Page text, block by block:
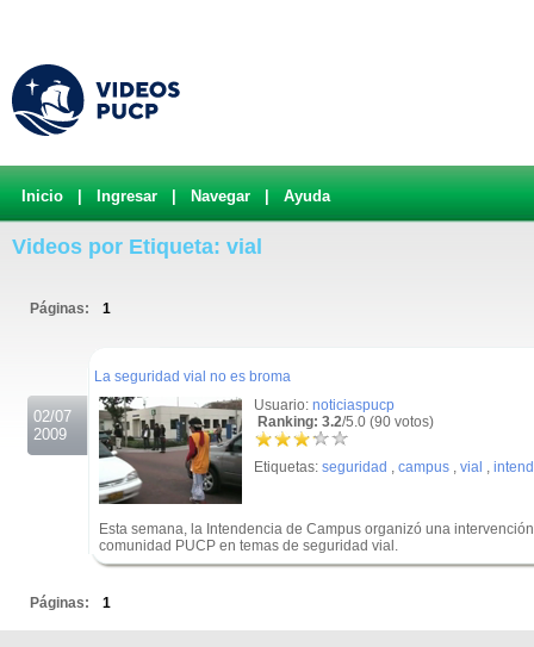
Inicio Ingresar Navegar Ayuda
Videos por Etiqueta: vial
Páginas: 1
02/07
2009
La seguridad vial no es broma
Usuario: noticiaspucp
Ranking: 3.2/5.0 (90 votos)
Etiquetas: seguridad , campus , vial ,
Esta semana, la Intendencia de Campus organizó una
comunidad PUCP en temas de seguridad vial.
Páginas: 1